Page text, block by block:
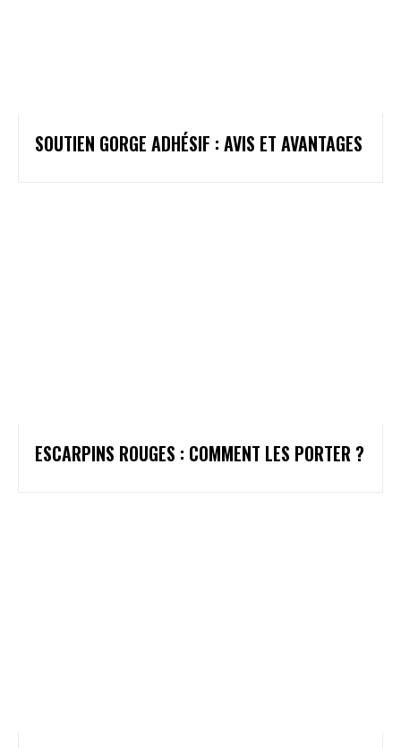
SOUTIEN GORGE ADHÉSIF : AVIS ET AVANTAGES
ESCARPINS ROUGES : COMMENT LES PORTER ?